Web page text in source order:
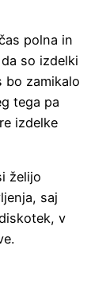
polna in
so izdelki
bo zamikalo
tega pa
izdelke
želijo
saj
v